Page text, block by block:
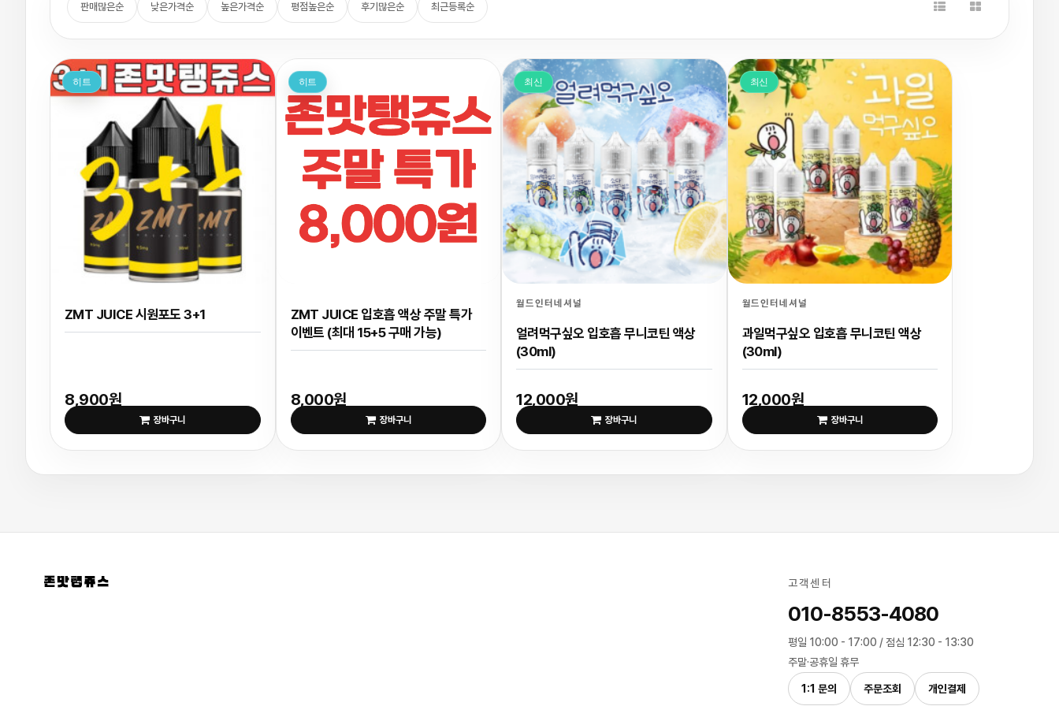
판매많은순 낮은가격순 높은가격순 평점높은순 후기많은순 최근등록순
히트
ZMT JUICE 시원포도 3+1
8,900원
장바구니
히트
ZMT JUICE 입호흡 액상 주말 특가
이벤트 (최대 15+5 구매 가능)
8,000원
장바구니
최신
월드인터네셔널
얼려먹구싶오 입호흡 무니코틴 액상
(30ml)
12,000원
장바구니
최신
월드인터네셔널
과일먹구싶오 입호흡 무니코틴 액상
(30ml)
12,000원
장바구니
고객센터
010-8553-4080
평일 10:00 - 17:00 / 점심 12:30 - 13:30
주말·공휴일 휴무
1:1 문의 주문조회 개인결제